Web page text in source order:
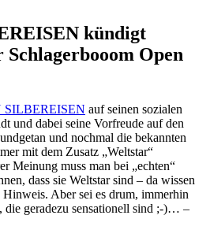
kündigt
Open
auf seinen sozialen
und dabei seine Vorfreude auf den
und nochmal die bekannten
mit dem Zusatz „Weltstar“
Meinung muss man bei „echten“
dass sie Weltstar sind – da wissen
Hinweis. Aber sei es drum, immerhin
geradezu sensationell sind ;-)… –